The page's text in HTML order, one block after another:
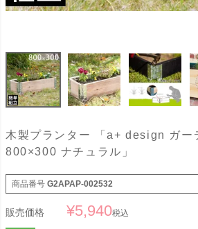
木製プランター 「a+ design ガー
800×300 ナチュラル」
商品番号 G2APAP-002532
販売価格 ¥5,940税込